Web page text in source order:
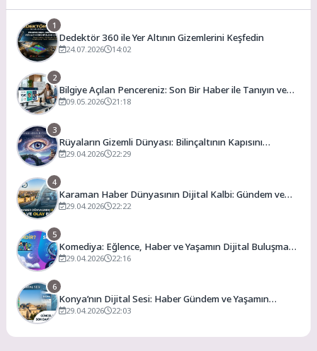
1
Dedektör 360 ile Yer Altının Gizemlerini Keşfedin
24.07.2026 14:02
2
Bilgiye Açılan Pencereniz: Son Bir Haber ile Tanıyın ve
Keşfedin
09.05.2026 21:18
3
Rüyaların Gizemli Dünyası: Bilinçaltının Kapısını
Aralamak
29.04.2026 22:29
4
Karaman Haber Dünyasının Dijital Kalbi: Gündem ve
Olay
29.04.2026 22:22
5
Komediya: Eğlence, Haber ve Yaşamın Dijital Buluşma
Noktası
29.04.2026 22:16
6
Konya’nın Dijital Sesi: Haber Gündem ve Yaşamın
Merkezi
29.04.2026 22:03